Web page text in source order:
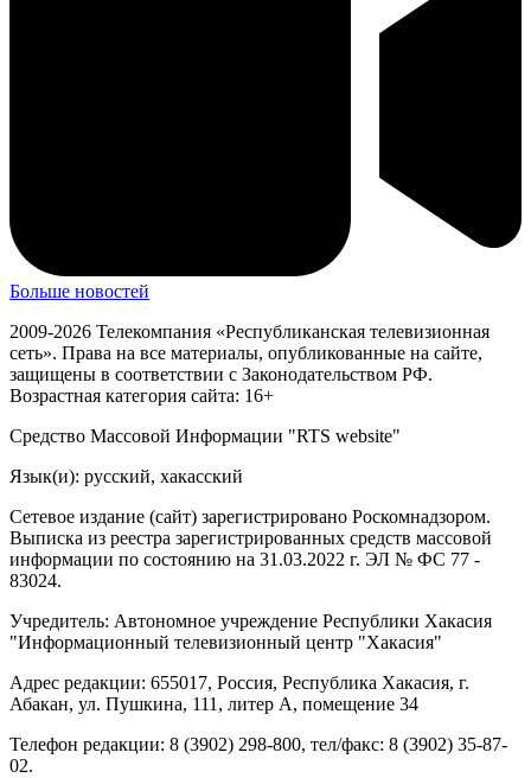
Больше новостей
2009-2026 Телекомпания «Республиканская телевизионная
сеть». Права на все материалы, опубликованные на сайте,
защищены в соответствии с Законодательством РФ.
Возрастная категория сайта: 16+
Средство Массовой Информации "RTS website"
Язык(и): русский, хакасский
Сетевое издание (сайт) зарегистрировано Роскомнадзором.
Выписка из реестра зарегистрированных средств массовой
информации по состоянию на 31.03.2022 г. ЭЛ № ФС 77 -
83024.
Учредитель: Автономное учреждение Республики Хакасия
"Информационный телевизионный центр "Хакасия"
Адрес редакции: 655017, Россия, Республика Хакасия, г.
Абакан, ул. Пушкина, 111, литер А, помещение 34
Телефон редакции: 8 (3902) 298-800, тел/факс: 8 (3902) 35-87-
02.